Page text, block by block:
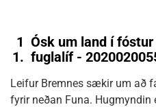
1
1.
Ósk um land í
fuglalíf -
Leifur Bremnes sækir um að
fyrir neðan Funa.